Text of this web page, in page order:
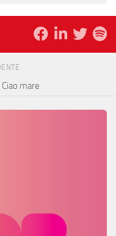
mare